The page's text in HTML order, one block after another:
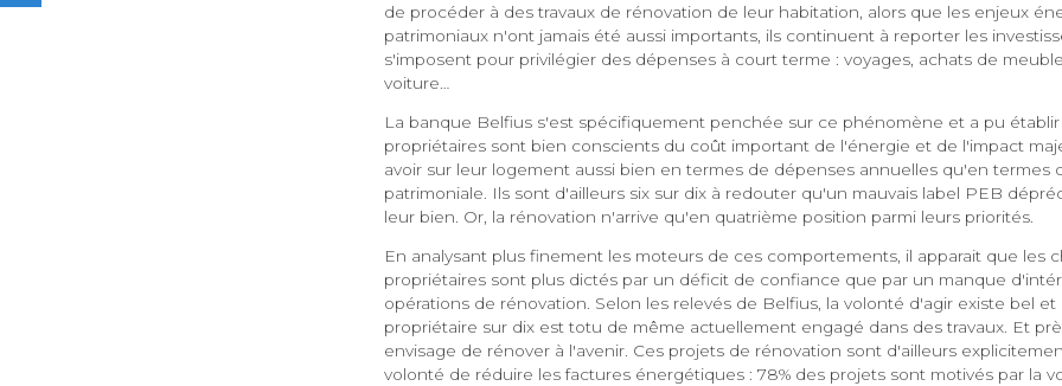
de procéder à des travaux de rénovation de leur habitation, alors que les enjeux
patrimoniaux n'ont jamais été aussi importants, ils continuent à reporter les
s'imposent pour privilégier des dépenses à court terme : voyages, achats de
voiture…
La banque Belfius s'est spécifiquement penchée sur ce phénomène et a pu établir
propriétaires sont bien conscients du coût important de l'énergie et de l'impact
avoir sur leur logement aussi bien en termes de dépenses annuelles qu'en termes
patrimoniale. Ils sont d'ailleurs six sur dix à redouter qu'un mauvais label PEB
leur bien. Or, la rénovation n'arrive qu'en quatrième position parmi leurs priorités.
En analysant plus finement les moteurs de ces comportements, il apparait que les
propriétaires sont plus dictés par un déficit de confiance que par un manque
opérations de rénovation. Selon les relevés de Belfius, la volonté d'agir existe bel et
propriétaire sur dix est totu de même actuellement engagé dans des travaux. Et
envisage de rénover à l'avenir. Ces projets de rénovation sont d'ailleurs
volonté de réduire les factures énergétiques : 78% des projets sont motivés par la